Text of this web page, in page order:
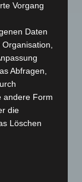
Vorgang
Daten
Abfragen,
andere Form
die
Löschen